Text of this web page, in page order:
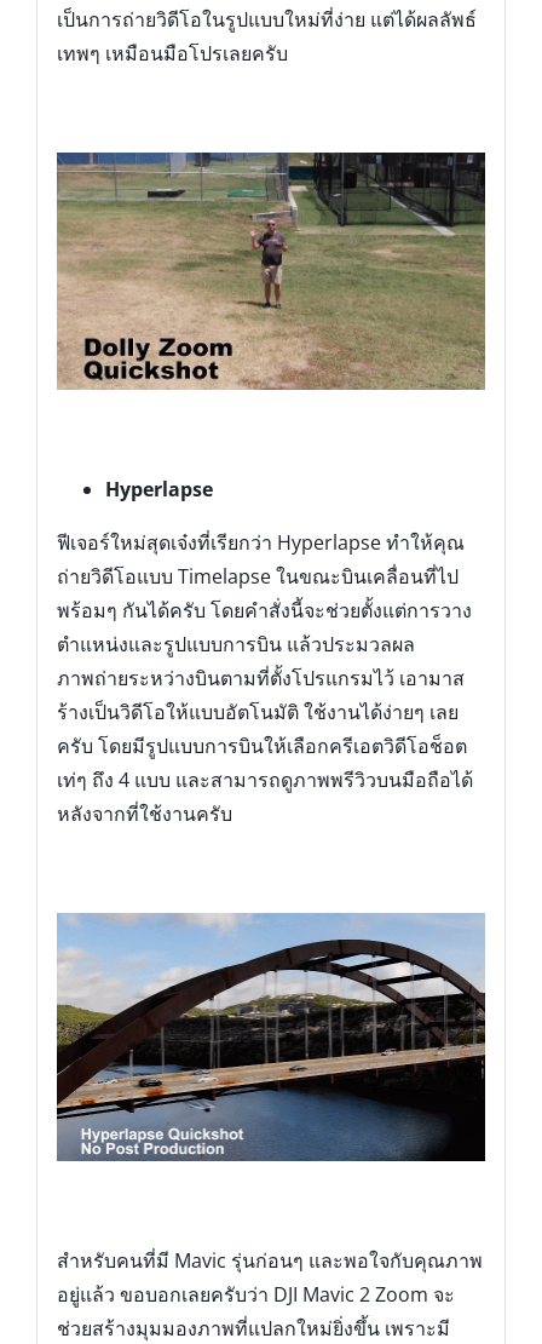
เป็นการถ่ายวิดีโอในรูปแบบใหม่ที่ง่าย แต่ได้ผลลัพธ์
เทพๆ เหมือนมือโปรเลยครับ
Hyperlapse
ฟีเจอร์ใหม่สุดเจ๋งที่เรียกว่า Hyperlapse ทำให้คุณ
ถ่ายวิดีโอแบบ Timelapse ในขณะบินเคลื่อนที่ไป
พร้อมๆ กันได้ครับ โดยคำสั่งนี้จะช่วยตั้งแต่การวาง
ตำแหน่งและรูปแบบการบิน แล้วประมวลผล
ภาพถ่ายระหว่างบินตามที่ตั้งโปรแกรมไว้ เอามาส
ร้างเป็นวิดีโอให้แบบอัตโนมัติ ใช้งานได้ง่ายๆ เลย
ครับ โดยมีรูปแบบการบินให้เลือกครีเอตวิดีโอช็อต
เท่ๆ ถึง 4 แบบ และสามารถดูภาพพรีวิวบนมือถือได้
หลังจากที่ใช้งานครับ
สำหรับคนที่มี Mavic รุ่นก่อนๆ และพอใจกับคุณภาพ
อยู่แล้ว ขอบอกเลยครับว่า DJI Mavic 2 Zoom จะ
ช่วยสร้างมุมมองภาพที่แปลกใหม่ยิ่งขึ้น เพราะมี